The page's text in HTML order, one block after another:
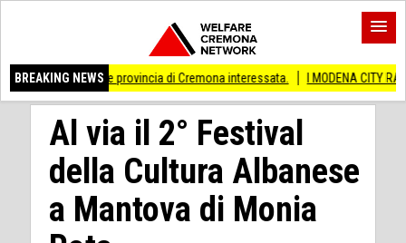
BREAKING NEWS
provincia di Cremona interessata. I MODENA CITY RAMBLERS
Al via il 2° Festival
della Cultura Albanese
a Mantova di Monia